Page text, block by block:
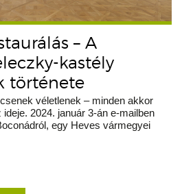
– A
kastély
története
véletlenek – minden akkor
2024. január 3-án e-mailben
egy Heves vármegyei